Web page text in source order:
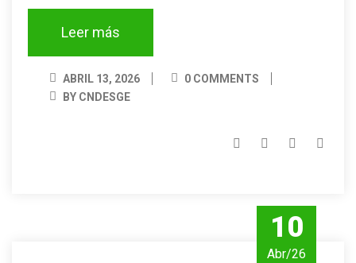
Leer más
ABRIL 13, 2026
0 COMMENTS
BY CNDESGE
10
Abr/26